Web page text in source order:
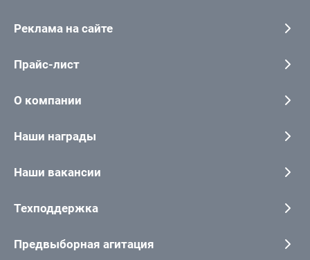
Реклама на сайте
Прайс-лист
О компании
Наши награды
Наши вакансии
Техподдержка
Предвыборная агитация